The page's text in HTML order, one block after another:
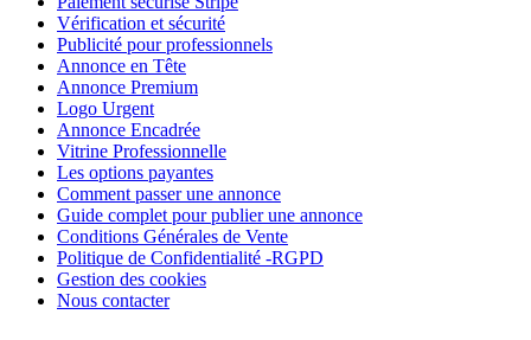
Vérification et sécurité
Publicité pour professionnels
Annonce en Tête
Annonce Premium
Logo Urgent
Annonce Encadrée
Vitrine Professionnelle
Les options payantes
Comment passer une annonce
Guide complet pour publier une annonce
Conditions Générales de Vente
Politique de Confidentialité -RGPD
Gestion des cookies
Nous contacter